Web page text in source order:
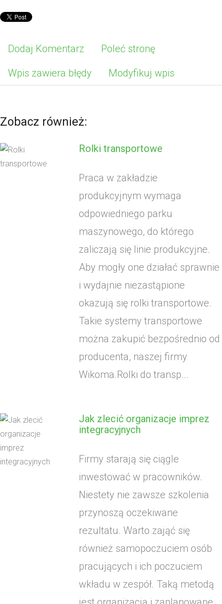
Dodaj Komentarz Poleć stronę
Wpis zawiera błędy Modyfikuj wpis
Zobacz również:
Rolki transportowe
Praca w zakładzie
produkcyjnym wymaga
odpowiedniego parku
maszynowego, do którego
zaliczają się linie produkcyjne.
Aby mogły one działać sprawnie
i wydajnie niezastąpione
okazują się rolki transportowe.
Takie systemy transportowe
można zakupić bezpośrednio od
producenta, naszej firmy
Wikoma.Rolki do transp...
Jak zlecić organizacje imprez
integracyjnych
Firmy starają się ciągle
inwestować w pracowników.
Niestety nie zawsze szkolenia
przynoszą oczekiwane
rezultatu. Warto zająć się
również samopoczuciem osób
pracujących i ich poczuciem
wkładu w zespół. Taką metodą